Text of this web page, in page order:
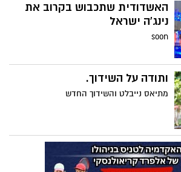
האשדודית שתכבוש בקרוב את
נינג'ה ישראל
soon
ותודה על השידוך.
מתיאס נייבלט והשידוך החדש